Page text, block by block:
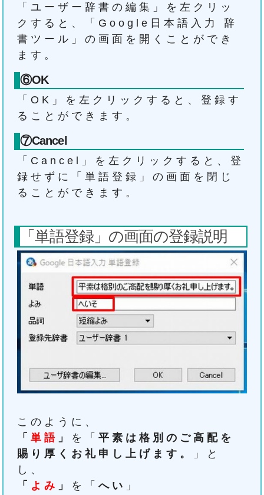
「ユーザー辞書の編集」を左クリッ
クすると、「Google日本語入力 辞
書ツール」の画面を開くことができ
ます。
⑥OK
「OK」を左クリックすると、登録す
ることができます。
⑦Cancel
「Cancel」を左クリックすると、登
録せずに「単語登録」の画面を閉じ
ることができます。
「単語登録」の画面の登録説明
このように、
「単語 」 を「平素は格別のご高配を
賜り厚くお礼申し上げます。
」と
し、
「 よみ 」 を「へい 」